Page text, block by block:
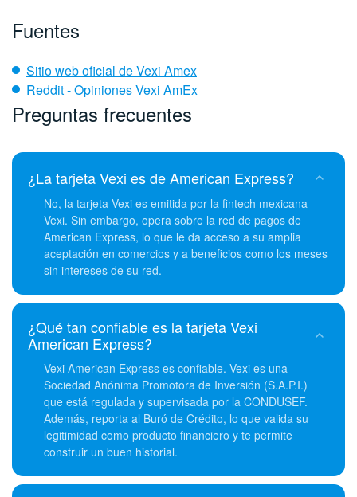
Fuentes
Sitio web oficial de Vexi Amex
Reddit - Opiniones Vexi AmEx
Preguntas frecuentes
¿La tarjeta Vexi es de American Express?
No, la tarjeta Vexi es emitida por la fintech mexicana
Vexi. Sin embargo, opera sobre la red de pagos de
American Express, lo que le da acceso a su amplia
aceptación en comercios y a beneficios como los meses
sin intereses de su red.
¿Qué tan confiable es la tarjeta Vexi
American Express?
Vexi American Express es confiable. Vexi es una
Sociedad Anónima Promotora de Inversión (S.A.P.I.)
que está regulada y supervisada por la CONDUSEF.
Además, reporta al Buró de Crédito, lo que valida su
legitimidad como producto financiero y te permite
construir un buen historial.